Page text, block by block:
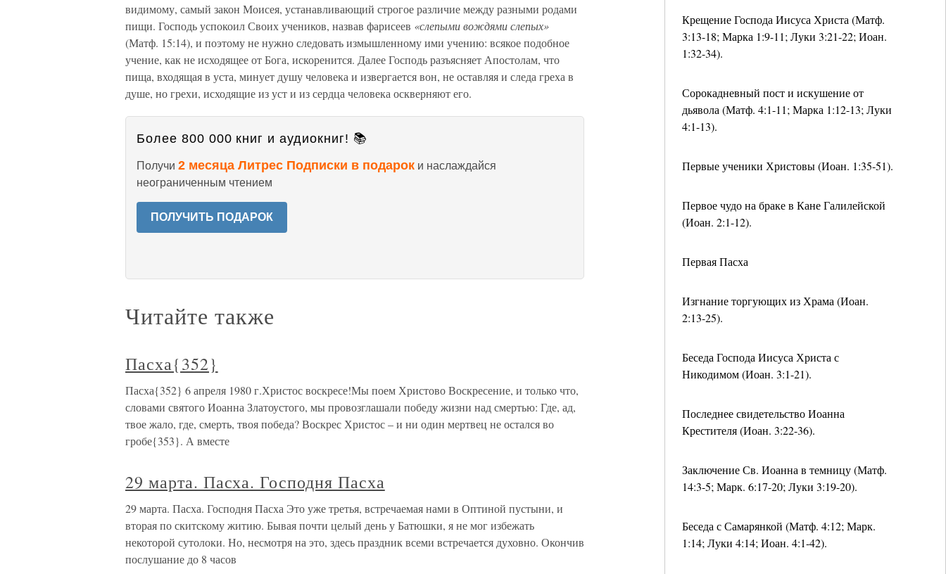
Крещение Господа Иисуса Христа (Матф.
3:13-18; Марка 1:9-11; Луки 3:21-22; Иоан.
1:32-34).
Сорокадневный пост и искушение от
дьявола (Матф. 4:1-11; Марка 1:12-13; Луки
4:1-13).
Первые ученики Христовы (Иоан. 1:35-51).
Первое чудо на браке в Кане Галилейской
(Иоан. 2:1-12).
Первая Пасха
Изгнание торгующих из Храма (Иоан.
2:13-25).
Беседа Господа Иисуса Христа с
Никодимом (Иоан. 3:1-21).
Последнее свидетельство Иоанна
Крестителя (Иоан. 3:22-36).
Заключение Св. Иоанна в темницу (Матф.
14:3-5; Марк. 6:17-20; Луки 3:19-20).
Беседа с Самарянкой (Матф. 4:12; Марк.
1:14; Луки 4:14; Иоан. 4:1-42).
видимому, самый закон Моисея, устанавливающий строгое различие между разными родами
пищи. Господь успокоил Своих учеников, назвав фарисеев «слепыми вождями слепых»
(Матф. 15:14), и поэтому не нужно следовать измышленному ими учению: всякое подобное
учение, как не исходящее от Бога, искоренится. Далее Господь разъясняет Апостолам, что
пища, входящая в уста, минует душу человека и извергается вон, не оставляя и следа греха в
душе, но грехи, исходящие из уст и из сердца человека оскверняют его.
Более 800 000 книг и аудиокниг! 📚
Получи 2 месяца Литрес Подписки в подарок и наслаждайся
неограниченным чтением
ПОЛУЧИТЬ ПОДАРОК
Читайте также
Пасха{352}
Пасха{352} 6 апреля 1980 г.Христос воскресе!Мы поем Христово Воскресение, и только что,
словами святого Иоанна Златоустого, мы провозглашали победу жизни над смертью: Где, ад,
твое жало, где, смерть, твоя победа? Воскрес Христос – и ни один мертвец не остался во
гробе{353}. А вместе
29 марта. Пасха. Господня Пасха
29 марта. Пасха. Господня Пасха Это уже третья, встречаемая нами в Оптиной пустыни, и
вторая по скитскому житию. Бывая почти целый день у Батюшки, я не мог избежать
некоторой сутолоки. Но, несмотря на это, здесь праздник всеми встречается духовно. Окончив
послушание до 8 часов